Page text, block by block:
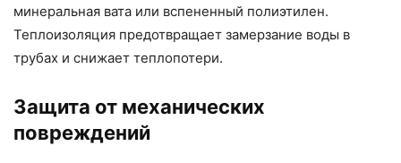
минеральная вата или вспененный полиэтилен.
Теплоизоляция предотвращает замерзание воды в
трубах и снижает теплопотери.
Защита от механических
повреждений